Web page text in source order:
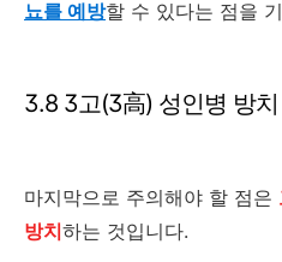
뇨를 예방할 수 있다는 점을
3.8 3고(3高) 성인병 방치
마지막으로 주의해야 할 점은
방치하는 것입니다.